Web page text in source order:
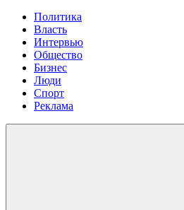
Политика
Власть
Интервью
Общество
Бизнес
Люди
Спорт
Реклама